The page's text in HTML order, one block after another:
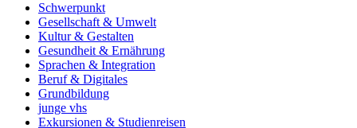
Schwerpunkt
Gesellschaft & Umwelt
Kultur & Gestalten
Gesundheit & Ernährung
Sprachen & Integration
Beruf & Digitales
Grundbildung
junge vhs
Exkursionen & Studienreisen